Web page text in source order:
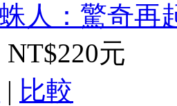
人：驚奇再
NT$220元
| 比較